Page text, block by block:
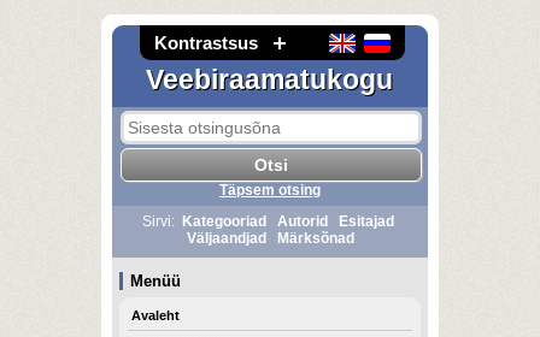
Kontrastsus
Veebiraamatukogu
Täpsem otsing
Sirvi:
Kategooriad Autorid
Esitajad
Väljaandjad
Märksõnad
Menüü
Avaleht